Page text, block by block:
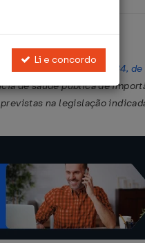
e oDecreto nº 48.834,
de saúde pública de
na legislação
Li e concordo